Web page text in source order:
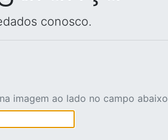
conosco.
imagem ao lado no campo abaixo